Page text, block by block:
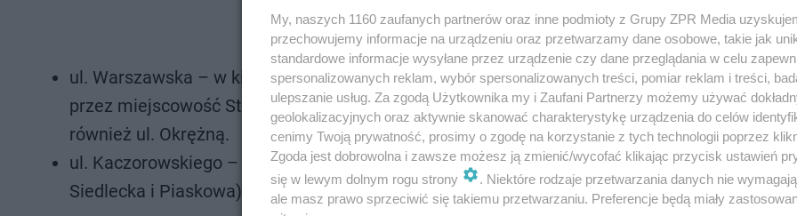
ul. Warszawska – w kierunku Warszawy zalecany jest zjazd na autostradę w Żelkowie lub
przez miejscowość Strzała (ul. Piaski Zamiejskie i ul. Dreszera). Dojazd do posesji będzie
również ul. Okrężną.
ul. Kaczorowskiego – objazd poprowadzony będzie ul. Sokołowską, przez miejscowość
Siedlecka i Piaskowa) oraz ul. Piaski Zamiejskie i Daszyńskiego.
My, naszych 1160 zaufanych partnerów oraz inne podmioty z Grupy ZPR Media
przechowujemy informacje na urządzeniu oraz przetwarzamy dane osobowe, takie jak
standardowe informacje wysyłane przez urządzenie czy dane przeglądania w celu
spersonalizowanych reklam, wybór spersonalizowanych treści, pomiar reklam i treści,
ulepszanie usług. Za zgodą Użytkownika my i Zaufani Partnerzy możemy używać
geolokalizacyjnych oraz aktywnie skanować charakterystykę urządzenia do celów
cenimy Twoją prywatność, prosimy o zgodę na korzystanie z tych technologii poprzez
Zgoda jest dobrowolna i zawsze możesz ją zmienić/wycofać klikając przycisk ustawień
się w lewym dolnym rogu strony
. Niektóre rodzaje przetwarzania danych nie
ale masz prawo sprzeciwić się takiemu przetwarzaniu. Preferencje będą miały